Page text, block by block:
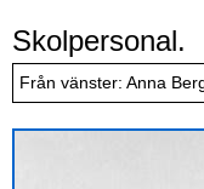
Skolpersonal.
Från vänster: Anna